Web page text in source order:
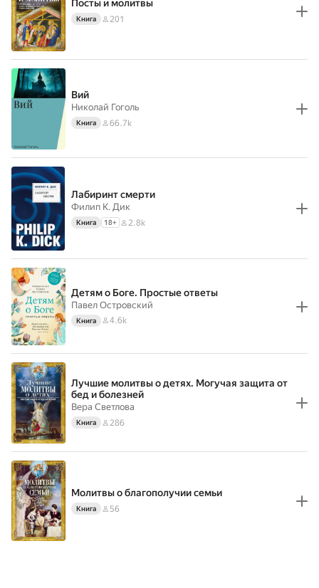
Посты и молитвы
Книга 201
Вий
Николай Гоголь
Книга 66.7k
Лабиринт смерти
Филип К. Дик
Книга 18+ 2.8k
Детям о Боге. Простые ответы
Павел Островский
Книга 4.6k
Лучшие молитвы о детях. Могучая защита от
бед и болезней
Вера Светлова
Книга 286
Молитвы о благополучии семьи
Книга 56